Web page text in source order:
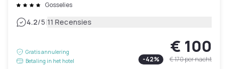
Gosselies
4.2/5|11 Recensies
Gratis annulering
Betaling in het hotel
€ 100
-42% € 170per nacht